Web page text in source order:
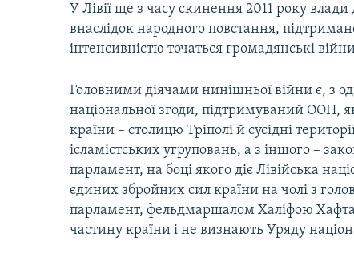
У Лівії ще з часу скинення 2011 року
внаслідок народного повстання,
інтенсивністю точаться громадянські
Головними діячами нинішньої війни є, з
національної згоди, підтримуваний ООН,
країни – столицю Тріполі й сусідні
ісламістських угруповань, а з іншого –
парламент, на боці якого діє Лівійська
єдиних збройних сил країни на чолі з
парламент, фельдмаршалом Халіфою
частину країни і не визнають Уряду